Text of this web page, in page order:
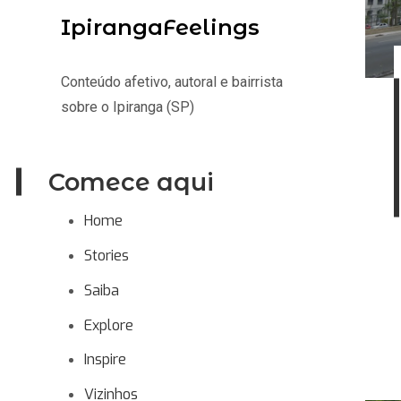
IpirangaFeelings
Conteúdo afetivo, autoral e bairrista
sobre o Ipiranga (SP)
Comece aqui
Home
Stories
Saiba
Explore
Inspire
Vizinhos